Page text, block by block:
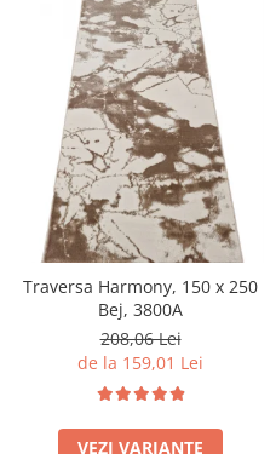
Traversa Harmony, 150 x 250
Bej, 3800A
208,06 Lei
de la 159,01 Lei
VEZI VARIANTE